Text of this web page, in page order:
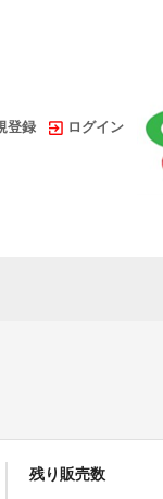
登録 ログイン
残り販売数